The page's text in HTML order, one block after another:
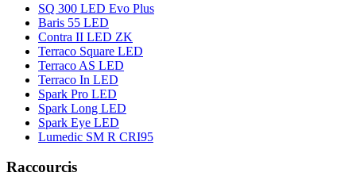
SQ 300 LED Evo Plus
Baris 55 LED
Contra II LED ZK
Terraco Square LED
Terraco AS LED
Terraco In LED
Spark Pro LED
Spark Long LED
Spark Eye LED
Lumedic SM R CRI95
Raccourcis